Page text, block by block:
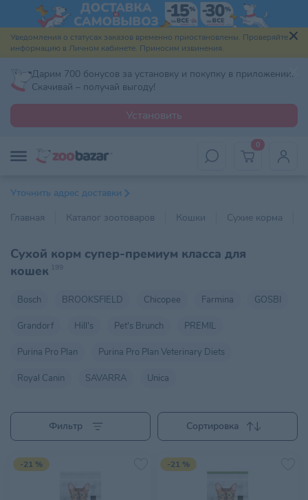
Уведомления о статусах заказов временно приостановлены. Проверяйте
информацию в Личном кабинете. Приносим извинения.
Дарим 700 бонусов за установку и покупку в приложении.
Скачивай – получай выгоду!
Установить
0
Уточнить адрес доставки
Главная
Каталог зоотоваров Кошки Сухие корма
Сухой корм супер-премиум класса для
кошек 199
Bosch BROOKSFIELD Chicopee Farmina GOSBI
Grandorf Hill's Pet's Brunch PREMIL
Purina Pro Plan Purina Pro Plan Veterinary Diets
Royal Canin SAVARRA Unica
Фильтр Сортировка
-21 % -21 %